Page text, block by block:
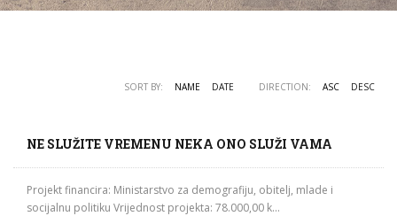
SORT BY: NAME DATE DIRECTION: ASC DESC
NE SLUŽITE VREMENU NEKA ONO SLUŽI VAMA
Projekt financira: Ministarstvo za demografiju, obitelj, mlade i
socijalnu politiku Vrijednost projekta: 78.000,00 k...